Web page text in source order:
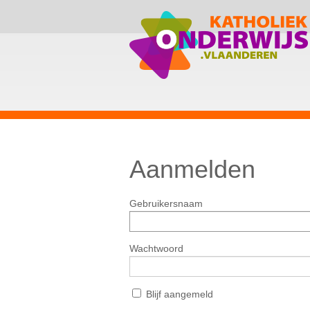
Aanmelden
Gebruikersnaam
Wachtwoord
Blijf aangemeld